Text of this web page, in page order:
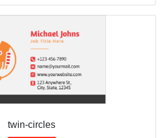
twin-circles